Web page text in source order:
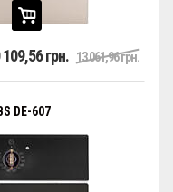
109,56 грн. 13 061,96 грн.
DE-607